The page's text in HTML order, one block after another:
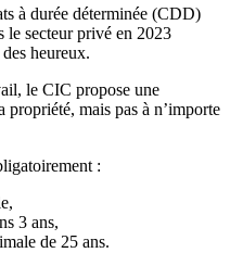
à durée déterminée (CDD)
le secteur privé en 2023
heureux.
le CIC propose une
mais pas à n’importe
:
3 ans,
de 25 ans.